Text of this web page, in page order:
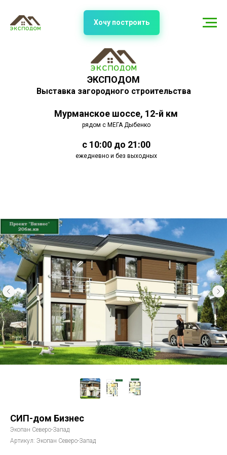
ЭКСПОДОМ
Выставка загородного строительства
Мурманское шоссе, 12-й км
рядом с МЕГА Дыбенко
с 10:00 до 21:00
ежедневно и без выходных
Хочу построить
СИП-дом Бизнес
Экопан Северо-Запад
Артикул: Экопан Северо-Запад